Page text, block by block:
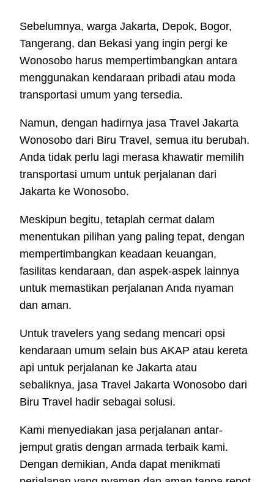
Sebelumnya, warga Jakarta, Depok, Bogor,
Tangerang, dan Bekasi yang ingin pergi ke
Wonosobo harus mempertimbangkan antara
menggunakan kendaraan pribadi atau moda
transportasi umum yang tersedia.
Namun, dengan hadirnya jasa Travel Jakarta
Wonosobo dari Biru Travel, semua itu berubah.
Anda tidak perlu lagi merasa khawatir memilih
transportasi umum untuk perjalanan dari
Jakarta ke Wonosobo.
Meskipun begitu, tetaplah cermat dalam
menentukan pilihan yang paling tepat, dengan
mempertimbangkan keadaan keuangan,
fasilitas kendaraan, dan aspek-aspek lainnya
untuk memastikan perjalanan Anda nyaman
dan aman.
Untuk travelers yang sedang mencari opsi
kendaraan umum selain bus AKAP atau kereta
api untuk perjalanan ke Jakarta atau
sebaliknya, jasa Travel Jakarta Wonosobo dari
Biru Travel hadir sebagai solusi.
Kami menyediakan jasa perjalanan antar-
jemput gratis dengan armada terbaik kami.
Dengan demikian, Anda dapat menikmati